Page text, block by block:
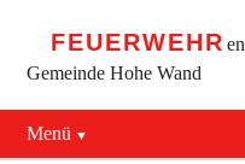
FEUERWEHR en
Gemeinde Hohe Wand
Menü